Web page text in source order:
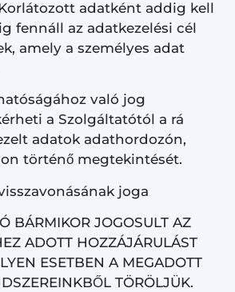
adatként addig kell
fennáll az adatkezelési cél
amely a személyes adat
való jog
a Szolgáltatótól a rá
adatok adathordozón,
történő megtekintését.
joga
BÁRMIKOR JOGOSULT AZ
ADOTT HOZZÁJÁRULÁST
ESETBEN A MEGADOTT
TÖRÖLJÜK.